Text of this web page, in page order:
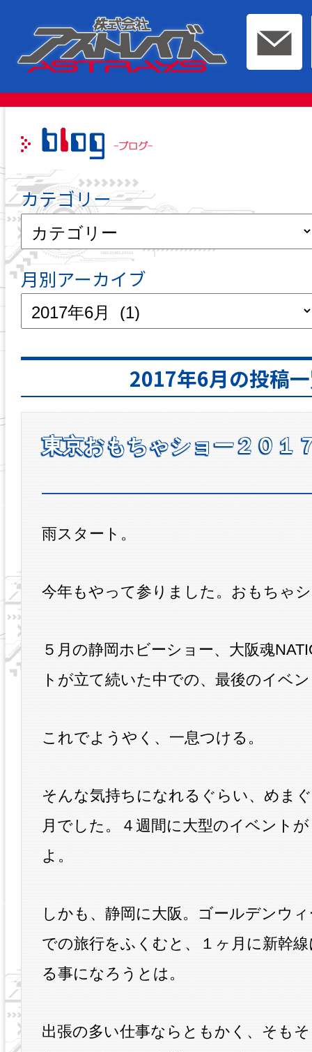
このページの本文へ移動
カテゴリー
月別アーカイブ
2017年6月の投稿
東京おもちゃショー２０１
雨スタート。
今年もやって参りました。おもちゃ
５月の静岡ホビーショー、大阪魂
トが立て続いた中での、最後のイベ
これでようやく、一息つける。
そんな気持ちになれるぐらい、めま
月でした。４週間に大型のイベント
よ。
しかも、静岡に大阪。ゴールデンウ
での旅行をふくむと、１ヶ月に新幹
る事になろうとは。
出張の多い仕事ならともかく、そも